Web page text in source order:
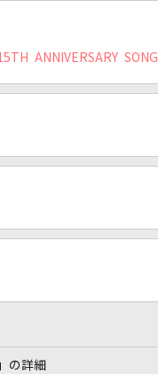
ANNIVERSARY SONG
の詳細